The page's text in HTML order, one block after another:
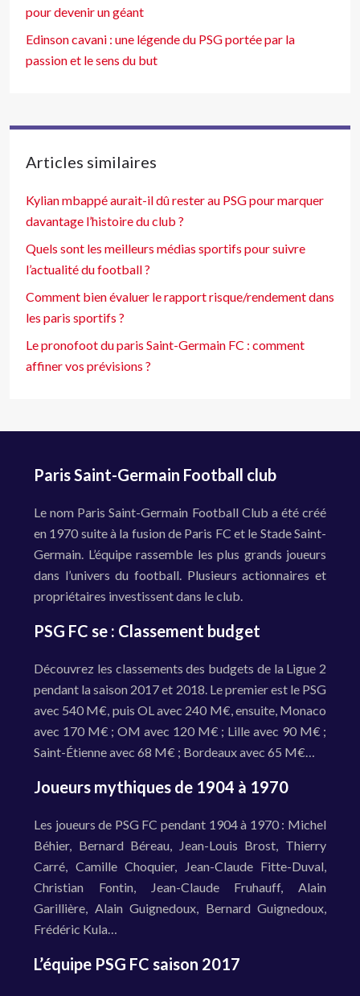
pour devenir un géant
Edinson cavani : une légende du PSG portée par la
passion et le sens du but
Articles similaires
Kylian mbappé aurait-il dû rester au PSG pour marquer
davantage l’histoire du club ?
Quels sont les meilleurs médias sportifs pour suivre
l’actualité du football ?
Comment bien évaluer le rapport risque/rendement dans
les paris sportifs ?
Le pronofoot du paris Saint-Germain FC : comment
affiner vos prévisions ?
Paris Saint-Germain Football club
Le nom Paris Saint-Germain Football Club a été créé
en 1970 suite à la fusion de Paris FC et le Stade Saint-
Germain. L’équipe rassemble les plus grands joueurs
dans l’univers du football. Plusieurs actionnaires et
propriétaires investissent dans le club.
PSG FC se : Classement budget
Découvrez les classements des budgets de la Ligue 2
pendant la saison 2017 et 2018. Le premier est le PSG
avec 540 M€, puis OL avec 240 M€, ensuite, Monaco
avec 170 M€ ; OM avec 120 M€ ; Lille avec 90 M€ ;
Saint-Étienne avec 68 M€ ; Bordeaux avec 65 M€…
Joueurs mythiques de 1904 à 1970
Les joueurs de PSG FC pendant 1904 à 1970 : Michel
Béhier, Bernard Béreau, Jean-Louis Brost, Thierry
Carré, Camille Choquier, Jean-Claude Fitte-Duval,
Christian Fontin, Jean-Claude Fruhauff, Alain
Garillière, Alain Guignedoux, Bernard Guignedoux,
Frédéric Kula…
L’équipe PSG FC saison 2017